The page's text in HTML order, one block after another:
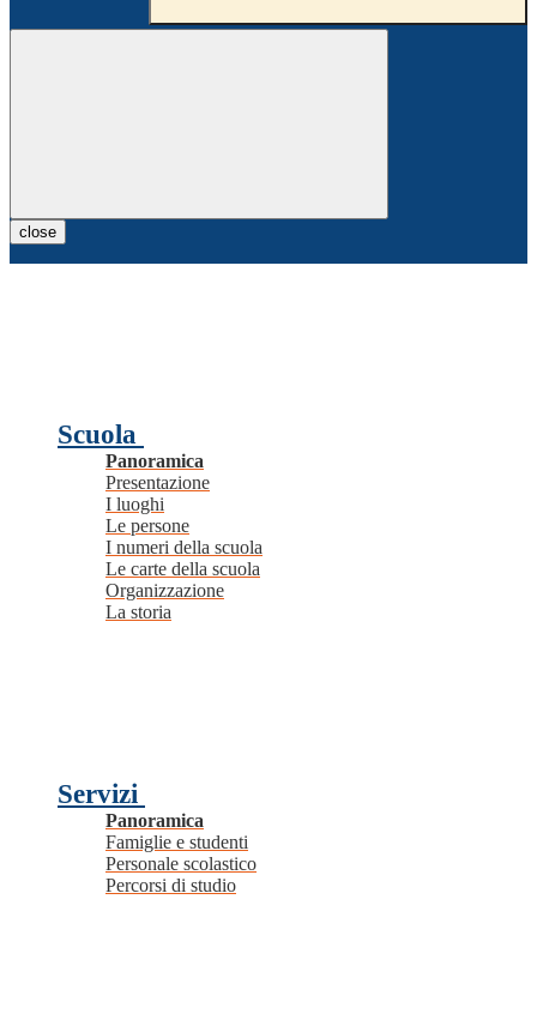
close
Scuola
Panoramica
Presentazione
I luoghi
Le persone
I numeri della scuola
Le carte della scuola
Organizzazione
La storia
Servizi
Panoramica
Famiglie e studenti
Personale scolastico
Percorsi di studio